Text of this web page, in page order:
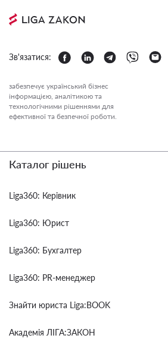
Зв'язатися:
забезпечує український бізнес
інформацією, аналітикою та
технологічними рішеннями для
ефективної та безпечної роботи.
Каталог рішень
Liga360: Керівник
Liga360: Юрист
Liga360: Бухгалтер
Liga360: PR-менеджер
Знайти юриста Liga:BOOK
Академія ЛІГА:ЗАКОН